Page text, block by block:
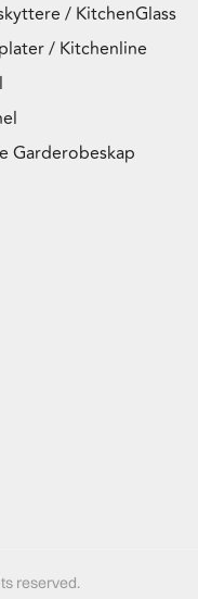
/ KitchenGlass
/ Kitchenline
Garderobeskap
reserved.